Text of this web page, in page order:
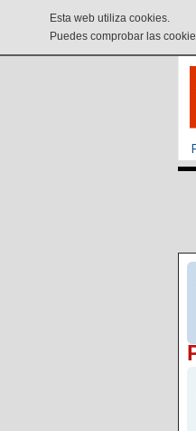
Esta web utiliza cookies.
Puedes comprobar las